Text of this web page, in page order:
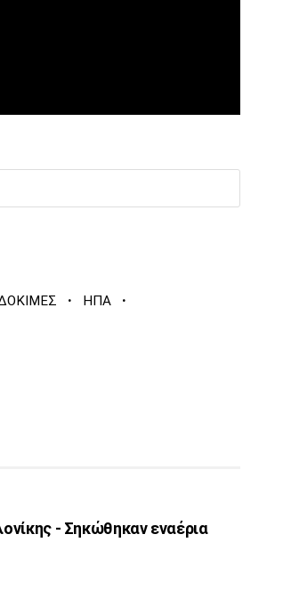
· ΗΠΑ ·
- Σηκώθηκαν εναέρια